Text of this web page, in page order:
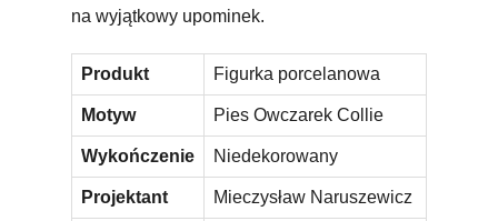
na wyjątkowy upominek.
Produkt Figurka porcelanowa
Motyw Pies Owczarek Collie
Wykończenie Niedekorowany
Projektant Mieczysław Naruszewicz